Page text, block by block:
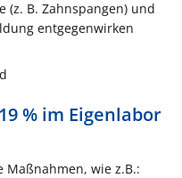
(z. B. Zahnspangen) und
entgegenwirken
% im Eigenlabor
wie z.B.: